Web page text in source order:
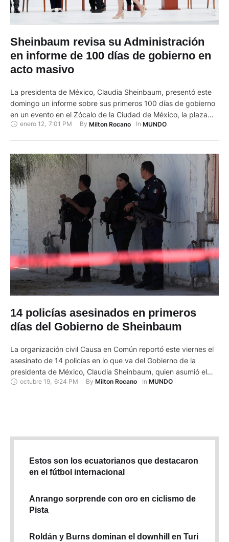
Sheinbaum revisa su Administración
en informe de 100 días de gobierno en
acto masivo
La presidenta de México, Claudia Sheinbaum, presentó este
domingo un informe sobre sus primeros 100 días de gobierno
en un evento en el Zócalo de la Ciudad de México, la plaza
pública y política más importante del país, donde mostró
enero 12, 7:01 PM By Milton Rocano In MUNDO
14 policías asesinados en primeros
días del Gobierno de Sheinbaum
La organización civil Causa en Común reportó este viernes el
asesinato de 14 policías en lo que va del Gobierno de la
presidenta de México, Claudia Sheinbaum, quien asumió el
pasado 1 de octubre; y 240 casos en lo que va de 2024. "¡Los
octubre 19 6:24 PM By Milton Rocano In MUNDO
Estos son los ecuatorianos que destacaron
en el fútbol internacional
Anrango sorprende con oro en ciclismo de
Pista
Roldán y Burns dominan el downhill en Turi